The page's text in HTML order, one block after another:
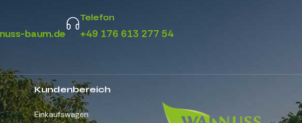
baum.de
Telefon
+49 176 613 277 54
Kundenbereich
Einkaufswagen